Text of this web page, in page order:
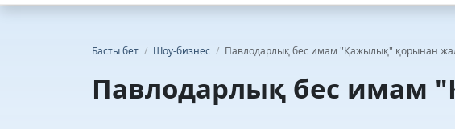
Басты бет / Шоу-бизнес / Павлодарлық бес имам "Қажылық" қорынан
Павлодарлық бес имам